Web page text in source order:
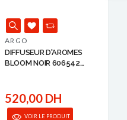
ARGO
DIFFUSEUR D'AROMES
BLOOM NOIR 606542
520,00 DH
VOIR LE PRODUIT